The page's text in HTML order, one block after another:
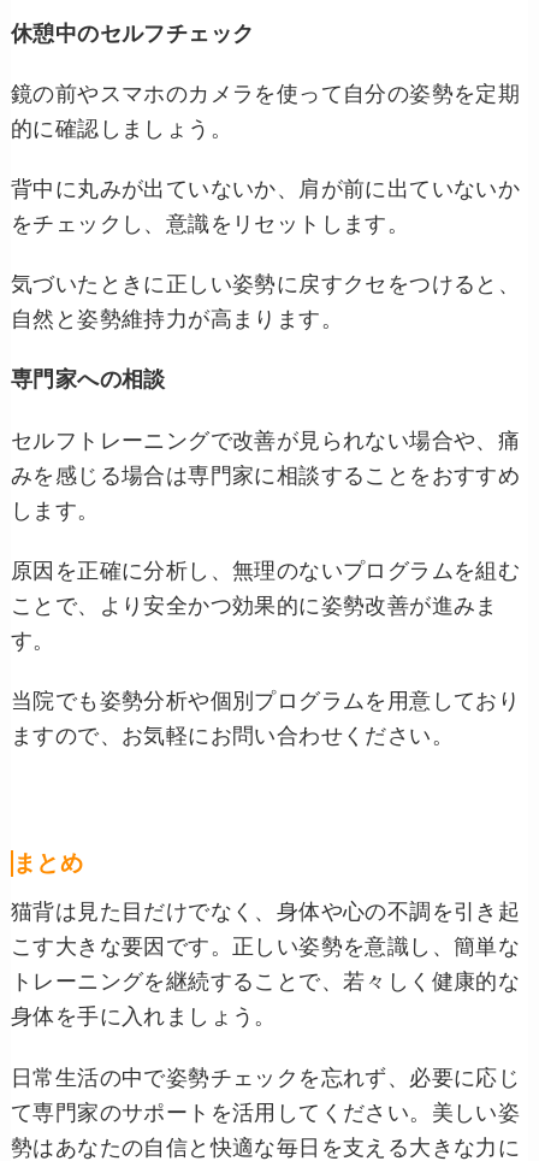
休憩中のセルフチェック
鏡の前やスマホのカメラを使って自分の姿勢を定期
的に確認しましょう。
背中に丸みが出ていないか、肩が前に出ていないか
をチェックし、意識をリセットします。
気づいたときに正しい姿勢に戻すクセをつけると、
自然と姿勢維持力が高まります。
専門家への相談
セルフトレーニングで改善が見られない場合や、痛
みを感じる場合は専門家に相談することをおすすめ
します。
原因を正確に分析し、無理のないプログラムを組む
ことで、より安全かつ効果的に姿勢改善が進みま
す。
当院でも姿勢分析や個別プログラムを用意しており
ますので、お気軽にお問い合わせください。
まとめ
猫背は見た目だけでなく、身体や心の不調を引き起
こす大きな要因です。正しい姿勢を意識し、簡単な
トレーニングを継続することで、若々しく健康的な
身体を手に入れましょう。
日常生活の中で姿勢チェックを忘れず、必要に応じ
て専門家のサポートを活用してください。美しい姿
勢はあなたの自信と快適な毎日を支える大きな力に